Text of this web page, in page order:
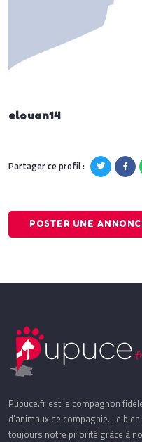
elouan14
Partager ce profil :
POSTER UNE
Pupuce.fr est le compagnon
d’animaux de compagnie. Le
toujours notre priorité grâce à